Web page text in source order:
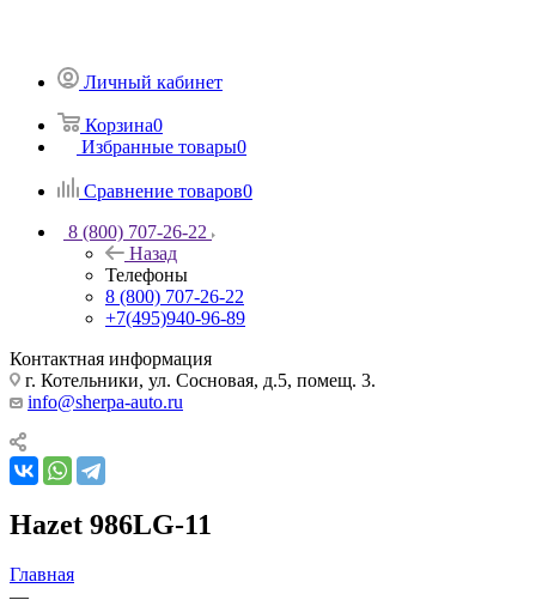
Личный кабинет
Корзина0
Избранные товары0
Сравнение товаров0
8 (800) 707-26-22
Назад
Телефоны
8 (800) 707-26-22
+7(495)940-96-89
Контактная информация
г. Котельники, ул. Сосновая, д.5, помещ. 3.
info@sherpa-auto.ru
Hazet 986LG-11
Главная